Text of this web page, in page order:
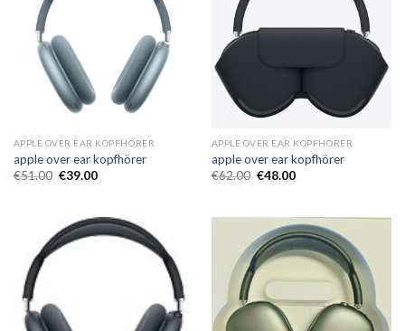
APPLE OVER EAR KOPFHÖRER
apple over ear kopfhörer
€51.00 €39.00
APPLE OVER EAR KOPFHÖRER
apple over ear kopfhörer
€62.00 €48.00